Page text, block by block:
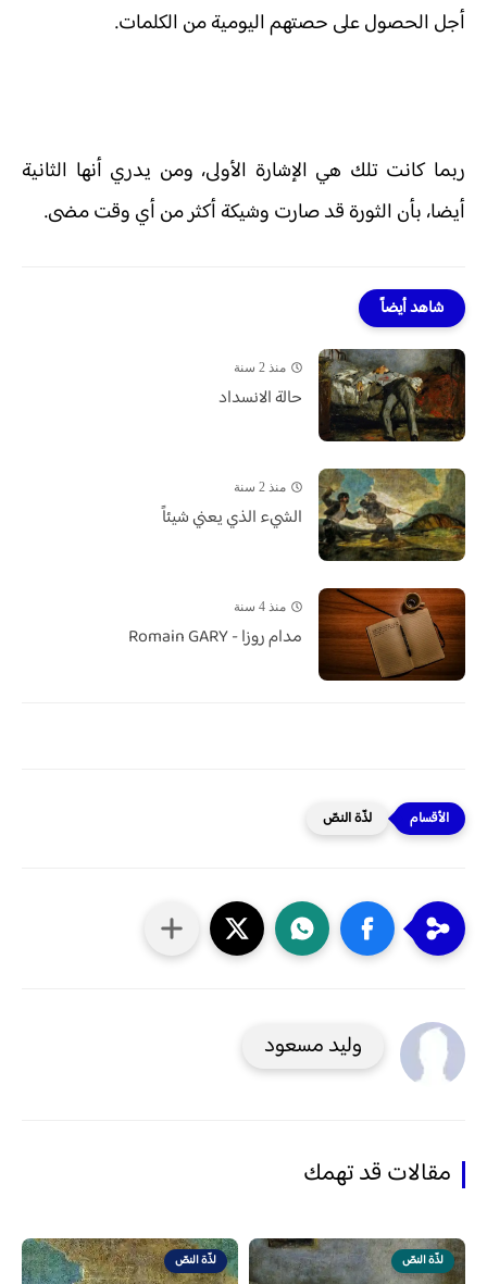
أجل الحصول على حصتهم اليومية من الكلمات.
ربما كانت تلك هي الإشارة الأولى، ومن يدري أنها الثانية
أيضا، بأن الثورة قد صارت وشيكة أكثر من أي وقت مضى.
شاهد أيضاً
منذ 2 سنة
حالة الانسداد
منذ 2 سنة
الشيء الذي يعني شيئاً
منذ 4 سنة
مدام روزا - Romain GARY
لذّة النصّ
وليد مسعود
مقالات قد تهمك
لذّة النصّ لذّة النصّ